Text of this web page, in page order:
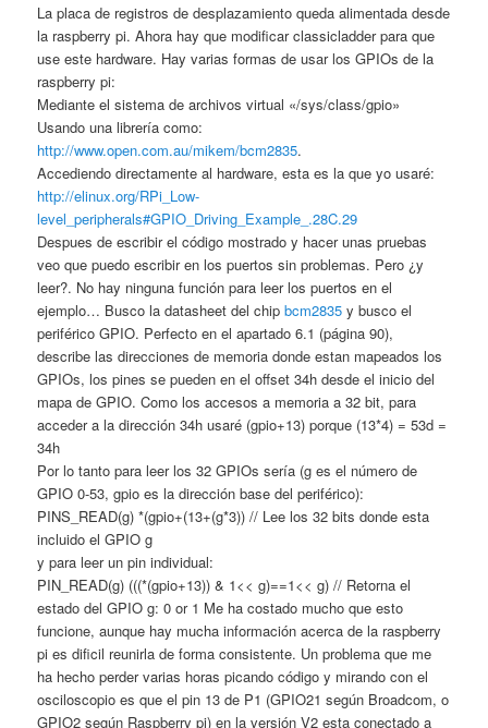
La placa de registros de desplazamiento queda alimentada desde
la raspberry pi. Ahora hay que modificar classicladder para que
use este hardware. Hay varias formas de usar los GPIOs de la
raspberry pi:
Mediante el sistema de archivos virtual «/sys/class/gpio»
Usando una librería como:
http://www.open.com.au/mikem/bcm2835.
Accediendo directamente al hardware, esta es la que yo usaré:
http://elinux.org/RPi_Low-
level_peripherals#GPIO_Driving_Example_.28C.29
Despues de escribir el código mostrado y hacer unas pruebas
veo que puedo escribir en los puertos sin problemas. Pero ¿y
leer?. No hay ninguna función para leer los puertos en el
ejemplo… Busco la datasheet del chipbcm2835 y busco el
periférico GPIO. Perfecto en el apartado 6.1 (página 90),
describe las direcciones de memoria donde estan mapeados los
GPIOs, los pines se pueden en el offset 34h desde el inicio del
mapa de GPIO. Como los accesos a memoria a 32 bit, para
acceder a la dirección 34h usaré (gpio+13) porque (13*4) = 53d =
34h
Por lo tanto para leer los 32 GPIOs sería (g es el número de
GPIO 0-53, gpio es la dirección base del periférico):
PINS_READ(g) *(gpio+(13+(g*3)) // Lee los 32 bits donde esta
incluido el GPIO g
y para leer un pin individual:
PIN_READ(g) (((*(gpio+13)) & 1<< g)==1<< g) // Retorna el
estado del GPIO g: 0 or 1 Me ha costado mucho que esto
funcione, aunque hay mucha información acerca de la raspberry
pi es dificil reunirla de forma consistente. Un problema que me
ha hecho perder varias horas picando código y mirando con el
osciloscopio es que el pin 13 de P1 (GPIO21 según Broadcom, o
GPIO2 según Raspberry pi) en la versión V2 esta conectado a